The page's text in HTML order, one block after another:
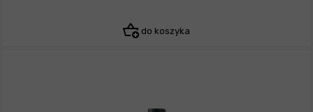
do koszyka